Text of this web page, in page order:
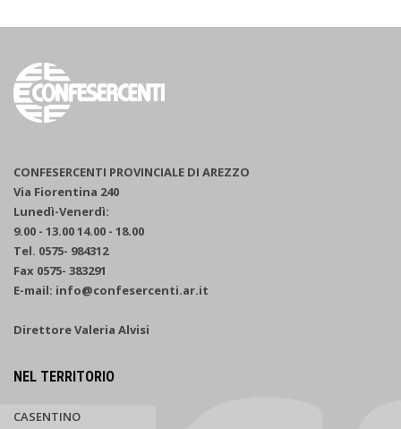
CONFESERCENTI PROVINCIALE DI AREZZO
Via Fiorentina 240
Lunedì-Venerdì:
9.00 - 13.00 14.00 - 18.00
Tel. 0575- 984312
Fax 0575- 383291
E-mail: info@confesercenti.ar.it
Direttore Valeria Alvisi
NEL TERRITORIO
CASENTINO